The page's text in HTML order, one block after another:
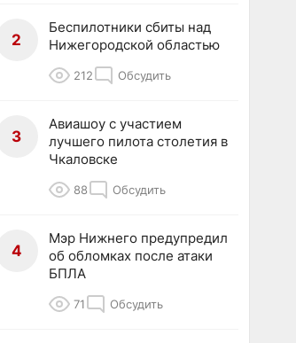
2
Беспилотники сбиты над
Нижегородской областью
212 Обсудить
3
Авиашоу с участием
лучшего пилота столетия в
Чкаловске
88 Обсудить
4
Мэр Нижнего предупредил
об обломках после атаки
БПЛА
71 Обсудить